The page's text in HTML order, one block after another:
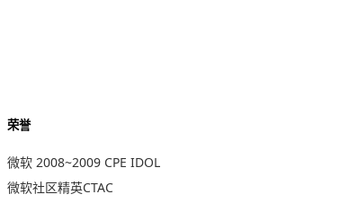
荣誉
微软 2008~2009 CPE IDOL
微软社区精英CTAC